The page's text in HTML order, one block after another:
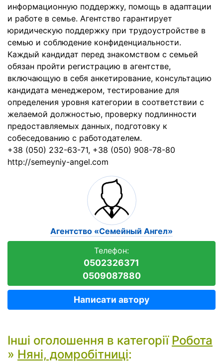
информационную поддержку, помощь в адаптации
и работе в семье. Агентство гарантирует
юридическую поддержку при трудоустройстве в
семью и соблюдение конфиденциальности.
Каждый кандидат перед знакомством с семьей
обязан пройти регистрацию в агентстве,
включающую в себя анкетирование, консультацию
кандидата менеджером, тестирование для
определения уровня категории в соответствии с
желаемой должностью, проверку подлинности
предоставляемых данных, подготовку к
собеседованию с работодателем.
+38 (050) 232-63-71, +38 (050) 908-78-80
http://semeyniy-angel.com
Агентство «Семейный Ангел»
Телефон:
0502326371
0509087880
Написати автору
Інші оголошення в категорії Робота
» Няні, домробітниці: